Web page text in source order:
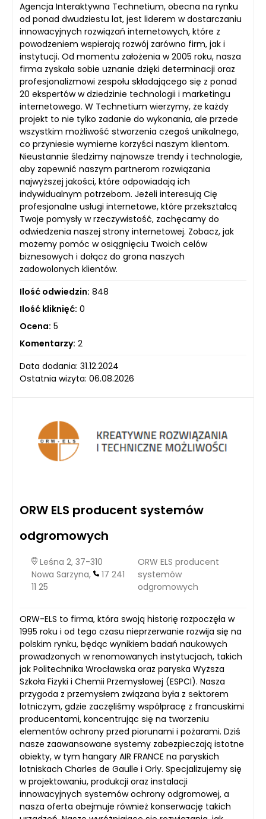
Agencja Interaktywna Technetium, obecna na rynku
od ponad dwudziestu lat, jest liderem w dostarczaniu
innowacyjnych rozwiązań internetowych, które z
powodzeniem wspierają rozwój zarówno firm, jak i
instytucji. Od momentu założenia w 2005 roku, nasza
firma zyskała sobie uznanie dzięki determinacji oraz
profesjonalizmowi zespołu składającego się z ponad
20 ekspertów w dziedzinie technologii i marketingu
internetowego. W Technetium wierzymy, że każdy
projekt to nie tylko zadanie do wykonania, ale przede
wszystkim możliwość stworzenia czegoś unikalnego,
co przyniesie wymierne korzyści naszym klientom.
Nieustannie śledzimy najnowsze trendy i technologie,
aby zapewnić naszym partnerom rozwiązania
najwyższej jakości, które odpowiadają ich
indywidualnym potrzebom. Jeżeli interesują Cię
profesjonalne usługi internetowe, które przekształcą
Twoje pomysły w rzeczywistość, zachęcamy do
odwiedzenia naszej strony internetowej. Zobacz, jak
możemy pomóc w osiągnięciu Twoich celów
biznesowych i dołącz do grona naszych
zadowolonych klientów.
Ilość odwiedzin: 848
Ilość kliknięć: 0
Ocena: 5
Komentarzy: 2
Data dodania: 31.12.2024
Ostatnia wizyta: 06.08.2026
ORW ELS producent systemów
odgromowych
Leśna 2, 37-310
Nowa Sarzyna,
17 241
11 25
ORW ELS producent
systemów
odgromowych
ORW-ELS to firma, która swoją historię rozpoczęła w
1995 roku i od tego czasu nieprzerwanie rozwija się na
polskim rynku, będąc wynikiem badań naukowych
prowadzonych w renomowanych instytucjach, takich
jak Politechnika Wrocławska oraz paryska Wyższa
Szkoła Fizyki i Chemii Przemysłowej (ESPCI). Nasza
przygoda z przemysłem związana była z sektorem
lotniczym, gdzie zaczęliśmy współpracę z francuskimi
producentami, koncentrując się na tworzeniu
elementów ochrony przed piorunami i pożarami. Dziś
nasze zaawansowane syste­my zabezpieczają istotne
obiekty, w tym hangary AIR FRANCE na paryskich
lotniskach Charles de Gaulle i Orly. Specjalizujemy się
w projektowaniu, produkcji oraz instalacji
innowacyjnych systemów ochrony odgromowej, a
nasza oferta obejmuje również konserwację takich